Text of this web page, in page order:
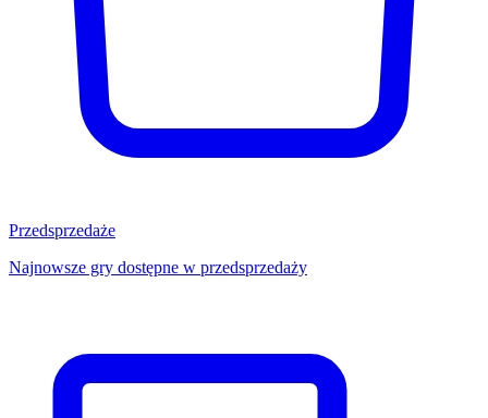
Przedsprzedaże
Najnowsze gry dostępne w przedsprzedaży